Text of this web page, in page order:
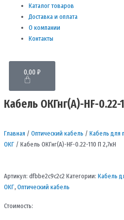
Каталог товаров
Доставка и оплата
О компании
Контакты
0,00 ₽
Cart
Кабель ОКГнг(A)-HF-0.22-
Главная / Оптический кабель / Кабель для
ОКГ / Кабель ОКГнг(A)-HF-0.22-110 П 2,7кН
Артикул: dfbbe2c9c2c2Категории: Кабель
ОКГ,Оптический кабель
Стоимость: